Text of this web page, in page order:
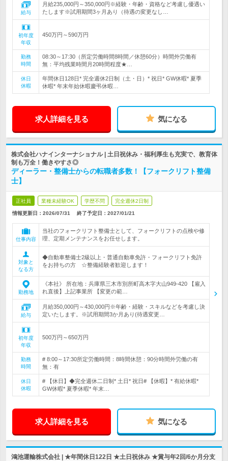
給与
月給235,000円～350,000円※経験・年齢・資格など考慮し優遇い
たします※試用期間3ヶ月あり（待遇の変更なし…
初年度
年収
450万円～590万円
勤務
時間
08:30～17:30（所定労働時間8時間／休憩60分）時間外労働有
無：平均残業時間月20時間程度★…
休日
休暇
年間休日128日* 完全週休2日制（土・日）* 祝日* GW休暇* 夏季
休暇* 年末年始休暇慶弔休暇…
求人詳細を見る 気になる
株式会社ハナインターナショナル | 土日祝休み・福利厚生も充実で、教育体
制も万全！働きやすさ◎
ディーラー・整備士からの転職者多数！【フォークリフト整備
士】
正社員 業種未経験OK 学歴不問 完全週休2日制
情報更新日：2026/07/31 終了予定日： 2027/01/21
仕事内容
当社のフォークリフト整備士として、フォークリフトの点検や修
理、定期メンテナンスをお任せします。
対象と
なる方
◆自動車整備士2級以上・普通自動車免許・フォークリフト免許
をお持ちの方 ☆整備経験者歓迎します！
勤務地
《本社》 所在地：兵庫県三木市別所町高木字大山949-420 【雇入
れ直後】上記事業所 【変更の範…
給与
月給350,000円～430,000円※年齢・経験・スキルなどを考慮し決
定いたします。※試用期間3か月あり(待遇変更…
初年度
年収
500万円～650万円
勤務
時間
# 8:00～17:30所定労働時間：8時間休憩：90分時間外労働の有
無：有
休日
休暇
# 【休日】◆完全週休二日制* 土日* 祝日# 【休暇】* 有給休暇*
GW休暇* 夏季休暇* 年末…
求人詳細を見る 気になる
鴻池運輸株式会社 | ★年間休日122日 ★土日祝休み ★賞与年2回/6か月分支